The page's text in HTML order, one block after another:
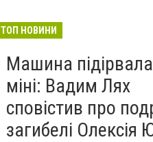
НОВИНИ
ТОП НОВИНИ
Машина
міні: Вадим Лях
сповістив про
загибелі Олексія